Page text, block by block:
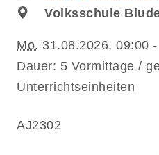
Volksschule
Mo. 31.08.2026, 09:00
Dauer: 5 Vormittage /
Unterrichtseinheiten
AJ2302